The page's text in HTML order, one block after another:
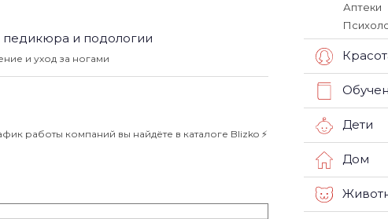
педикюра и подологии
и уход за ногами
работы компаний вы найдёте в каталоге Blizko ⚡️
Аптеки
Дети
Дом